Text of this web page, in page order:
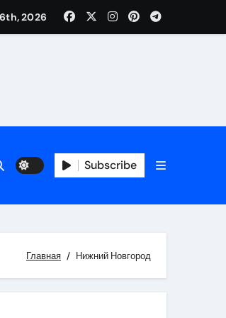
2026
Subscribe
Главная Нижний Новгород